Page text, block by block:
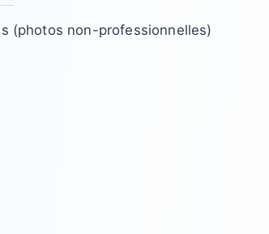
(photos non-professionnelles)